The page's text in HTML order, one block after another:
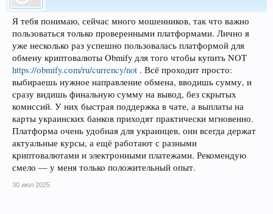
Я тебя понимаю, сейчас много мошенников, так что важно
пользоваться только проверенными платформами. Лично я
уже несколько раз успешно пользовалась платформой для
обмену криптовалюты Obmify для того чтобы купить NOT
https://оbmify.cоm/ru/currency/not . Всё проходит просто:
выбираешь нужное направление обмена, вводишь сумму, и
сразу видишь финальную сумму на вывод, без скрытых
комиссий. У них быстрая поддержка в чате, а выплаты на
карты украинских банков приходят практически мгновенно.
Платформа очень удобная для украинцев, они всегда держат
актуальные курсы, а ещё работают с разными
криптовалютами и электронными платежами. Рекомендую
смело — у меня только положительный опыт.
30 июл 2025